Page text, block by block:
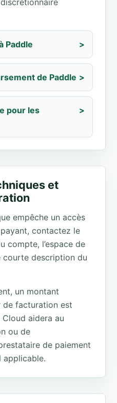
Paddle >
de Paddle >
pour les
>
et
empêche un accès
contactez le
compte, l’espace de
courte description du
un montant
de facturation est
aidera au
ou de
de paiement
applicable.